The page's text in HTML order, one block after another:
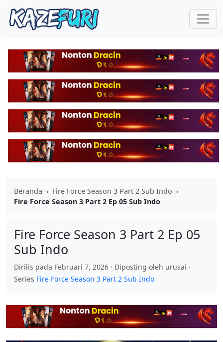
Beranda › Fire Force Season 3 Part 2 Sub Indo ›
Fire Force Season 3 Part 2 Ep 05 Sub Indo
Fire Force Season 3 Part 2 Ep 05
Sub Indo
Dirilis pada Februari 7, 2026 · Diposting oleh urusai ·
Series Fire Force Season 3 Part 2 Sub Indo